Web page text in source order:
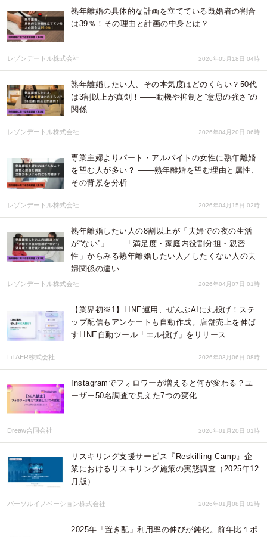
熟年離婚の具体的な計画を立てている既婚者の割合
は39％！その理由と計画の中身とは？
レゾンデートル株式会社 2026年05月18日 04時
熟年離婚したい人、その本気度はどのくらい？50代
は3割以上が真剣！——動機や抑制と”意思の強さ”の
関係
レゾンデートル株式会社 2026年04月20日 06時
専業主婦よりパート・アルバイトの女性に熟年離婚
を望む人が多い？ ——熟年離婚を望む理由と属性、
その背景を分析
レゾンデートル株式会社 2026年04月15日 02時
熟年離婚したい人の8割以上が「夫婦での夜の生活
が“ない”」——「満足度・家庭内役割分担・親密
性」からみる熟年離婚したい人／したくない人の夫
婦関係の違い
レゾンデートル株式会社 2026年04月07日 01時
【業界初※1】LINE運用、ぜんぶAIに丸投げ！ステ
ップ配信もアンケートも自動作成。店舗売上を伸ば
すLINE自動ツール「エル投げ」をリリース
LiTAER株式会社 2026年03月06日 08時
Instagramでフォロワーが増えると何が変わる？ユ
ーザー50名調査で見えた7つの変化
Dreaw合同会社 2026年01月20日 01時
リスキリング支援サービス『Reskilling Camp』企
業におけるリスキリング施策の実態調査（2025年12
月版）
パーソルイノベーション株式会社 2026年01月08日 02時
2025年「置き配」利用率の伸びが鈍化。前年比１ポ